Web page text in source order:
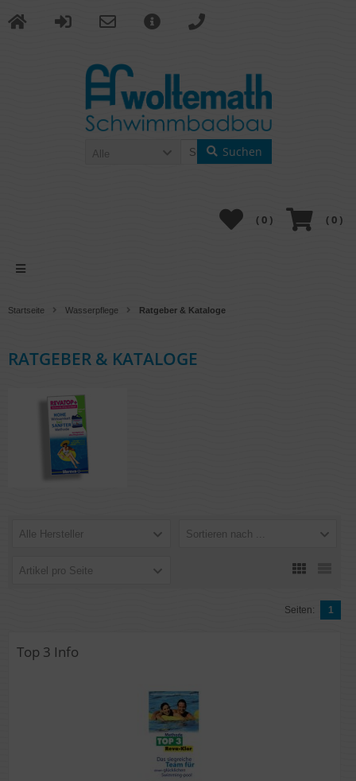
Alle Suchen
(0 )
(0 )
Startseite Wasserpflege Ratgeber & Kataloge
RATGEBER & KATALOGE
Alle Hersteller Sortieren nach ...
Artikel pro Seite
Seiten: 1
Top 3 Info